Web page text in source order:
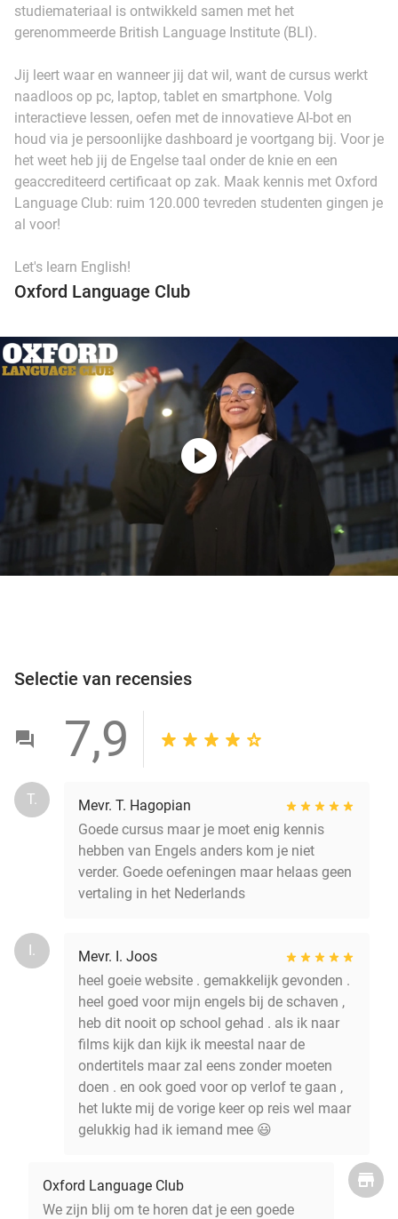
studiemateriaal is ontwikkeld samen met het
gerenommeerde British Language Institute (BLI).
Jij leert waar en wanneer jij dat wil, want de cursus werkt
naadloos op pc, laptop, tablet en smartphone. Volg
interactieve lessen, oefen met de innovatieve AI-bot en
houd via je persoonlijke dashboard je voortgang bij. Voor je
het weet heb jij de Engelse taal onder de knie en een
geaccrediteerd certificaat op zak. Maak kennis met Oxford
Language Club: ruim 120.000 tevreden studenten gingen je
al voor!
Let's learn English!
Oxford Language Club
play_circle
Selectie van recensies
7,9
T.
Mevr. T. Hagopian
Goede cursus maar je moet enig kennis
hebben van Engels anders kom je niet
verder. Goede oefeningen maar helaas geen
vertaling in het Nederlands
I.
Mevr. I. Joos
heel goeie website . gemakkelijk gevonden .
heel goed voor mijn engels bij de schaven ,
heb dit nooit op school gehad . als ik naar
films kijk dan kijk ik meestal naar de
ondertitels maar zal eens zonder moeten
doen . en ook goed voor op verlof te gaan ,
het lukte mij de vorige keer op reis wel maar
gelukkig had ik iemand mee 😃
Oxford Language Club
We zijn blij om te horen dat je een goede